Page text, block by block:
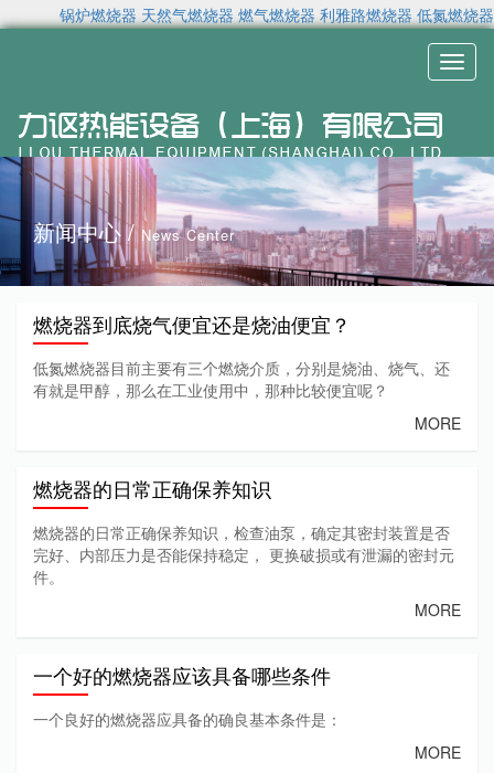
锅炉燃烧器 天然气燃烧器 燃气燃烧器 利雅路燃烧器 低氮燃烧器
新闻中心 / News Center
燃烧器到底烧气便宜还是烧油便宜？
低氮燃烧器目前主要有三个燃烧介质，分别是烧油、烧气、还
有就是甲醇，那么在工业使用中，那种比较便宜呢？
MORE
燃烧器的日常正确保养知识
燃烧器的日常正确保养知识，检查油泵，确定其密封装置是否
完好、内部压力是否能保持稳定， 更换破损或有泄漏的密封元
件。
MORE
一个好的燃烧器应该具备哪些条件
一个良好的燃烧器应具备的确良基本条件是：
MORE